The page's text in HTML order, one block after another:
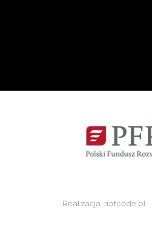
Realizacja: riotcode.pl